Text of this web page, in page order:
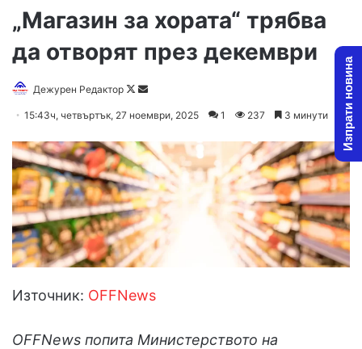
„Магазин за хората“ трябва
да отворят през декември
Дежурен Редактор
Follow
Send
15:43ч, четвъртък, 27 ноември, 2025 1 237 3 минути
Източник: OFFNews
OFFNews попита Министерството на
Изпрати новина